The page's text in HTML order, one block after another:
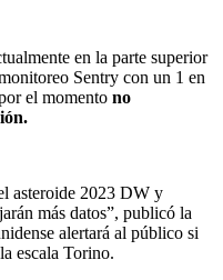
en la parte superior
Sentry con un 1 en
el momento no
asteroide 2023 DW y
más datos”, publicó la
alertará al público si
escala Torino.